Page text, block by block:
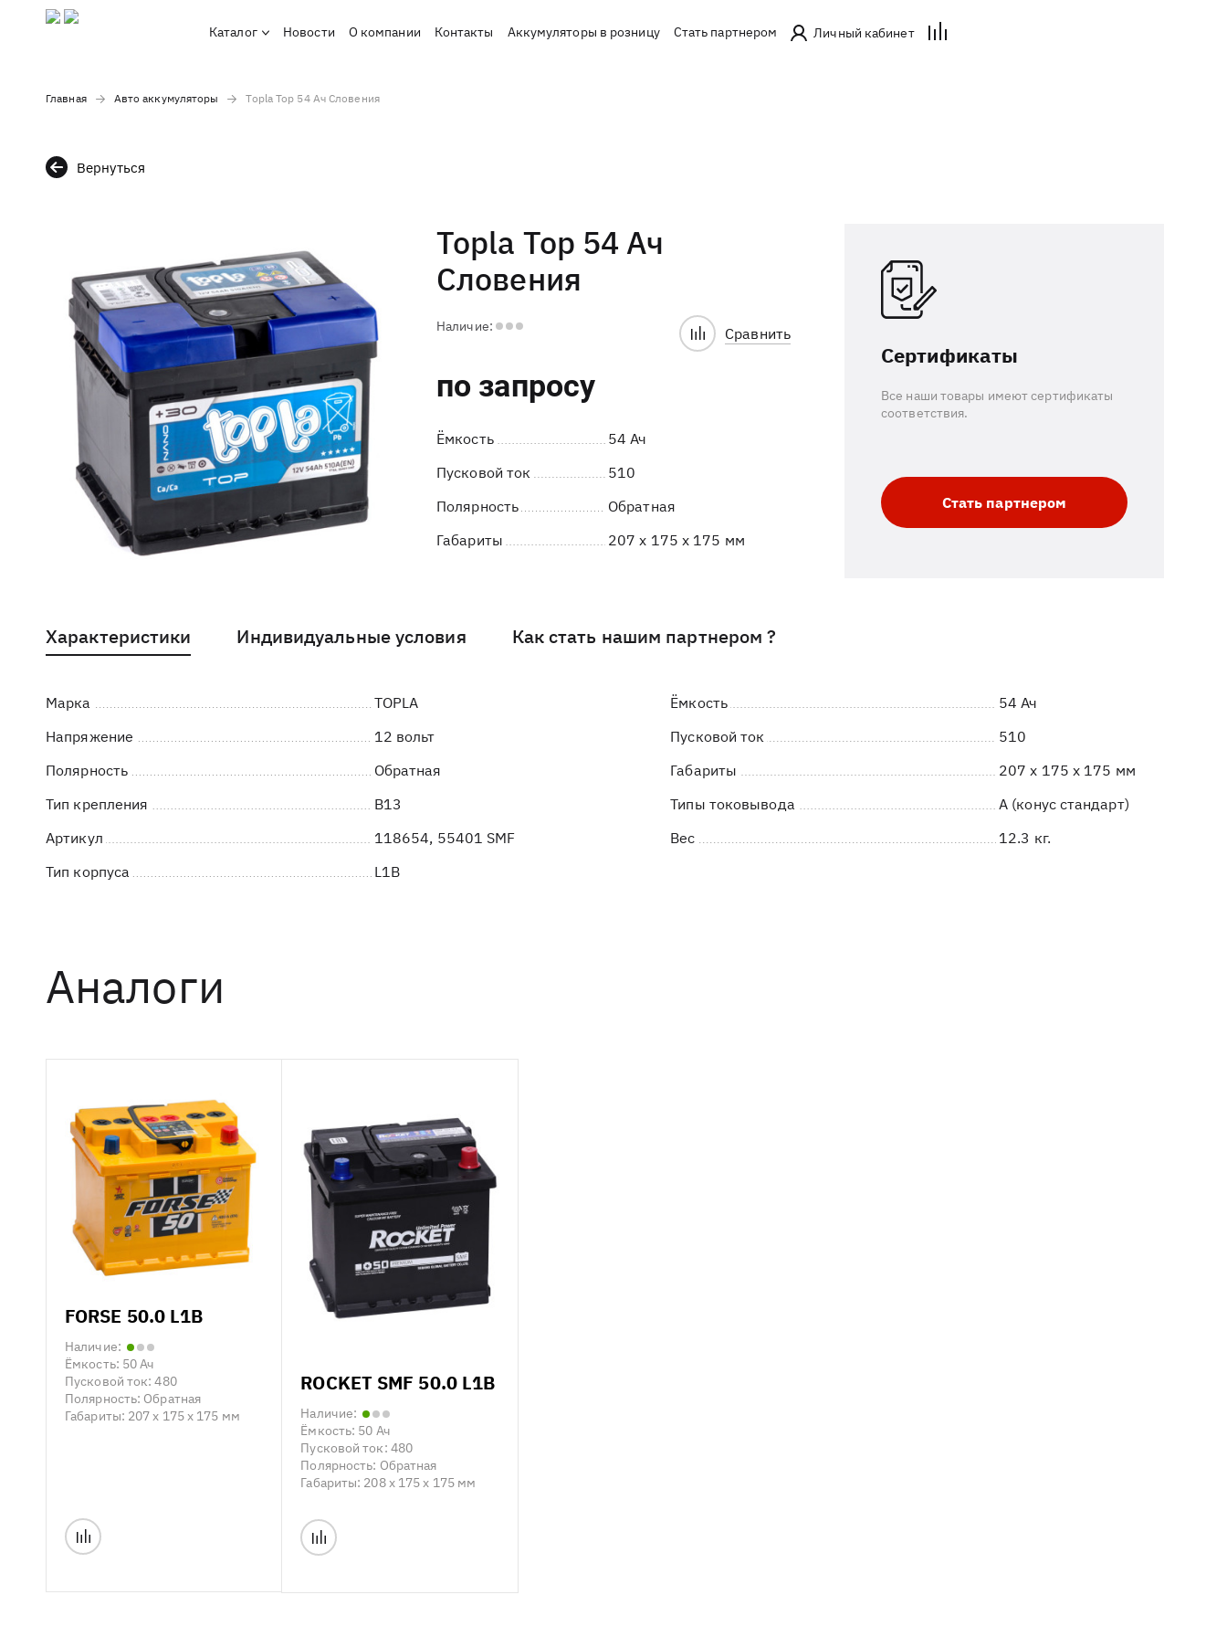
Каталог Новости О компании Контакты Аккумуляторы в розницу Стать партнером Личный кабинет
Главная Авто аккумуляторы Topla Top 54 Ач Словения
Вернуться
Topla Top 54 Ач
Словения
Наличие:
по запросу
Сравнить
Ёмкость
54 Ач
Пусковой ток
510
Полярность
Обратная
Габариты
207 x 175 x 175 мм
Сертификаты
Все наши товары имеют сертификаты
соответствия.
Стать партнером
Характеристики Индивидуальные условия Как стать нашим партнером ?
Марка TOPLA Ёмкость
54 Ач
Напряжение
12 вольт Пусковой ток
510
Полярность
Обратная Габариты
207 x 175 x 175 мм
Тип крепления
B13 Типы токовывода
A (конус стандарт)
Артикул
118654, 55401 SMF Вес
12.3 кг.
Тип корпуса
L1B
Аналоги
FORSE 50.0 L1B
Наличие:
Ёмкость: 50 Ач
Пусковой ток:480
Полярность: Обратная
Габариты: 207 x 175 x 175 мм
ROCKET SMF 50.0 L1B
Наличие:
Ёмкость: 50 Ач
Пусковой ток: 480
Полярность: Обратная
Габариты: 208 x 175 x 175 мм